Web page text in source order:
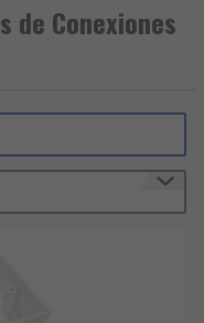
hechas de
se pueden
traseras,
principal
cajas
en la
más bonita.
de Conexiones